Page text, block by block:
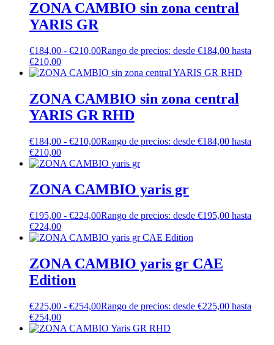
ZONA CAMBIO sin zona central
YARIS GR
€184,00 - €210,00Rango de precios: desde €184,00 hasta
€210,00
ZONA CAMBIO sin zona central
YARIS GR RHD
€184,00 - €210,00Rango de precios: desde €184,00 hasta
€210,00
ZONA CAMBIO yaris gr
€195,00 - €224,00Rango de precios: desde €195,00 hasta
€224,00
ZONA CAMBIO yaris gr CAE
Edition
€225,00 - €254,00Rango de precios: desde €225,00 hasta
€254,00